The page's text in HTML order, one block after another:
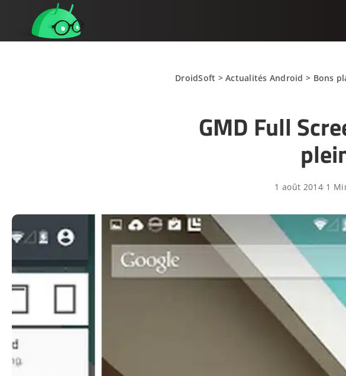
DroidSoft >Actualités Android > Bons
GMD Full
1 août 2014 1